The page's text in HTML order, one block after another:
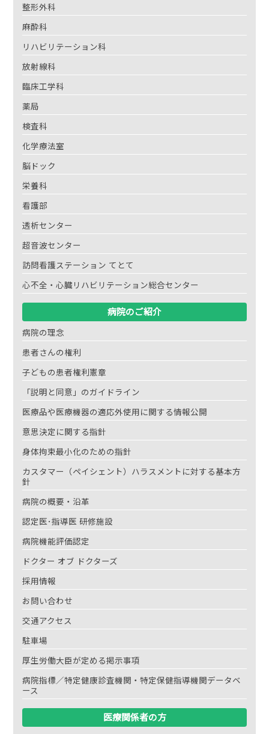
整形外科
麻酔科
リハビリテーション科
放射線科
臨床工学科
薬局
検査科
化学療法室
脳ドック
栄養科
看護部
透析センター
超音波センター
訪問看護ステーション てとて
心不全・心臓リハビリテーション総合センター
病院のご紹介
病院の理念
患者さんの権利
子どもの患者権利憲章
「説明と同意」のガイドライン
医療品や医療機器の適応外使用に関する情報公開
意思決定に関する指針
身体拘束最小化のための指針
カスタマー（ペイシェント）ハラスメントに対する基本方
針
病院の概要・沿革
認定医･指導医 研修施設
病院機能評価認定
ドクター オブ ドクターズ
採用情報
お問い合わせ
交通アクセス
駐車場
厚生労働大臣が定める掲示事項
病院指標／特定健康診査機関・特定保健指導機関データベ
ース
医療関係者の方